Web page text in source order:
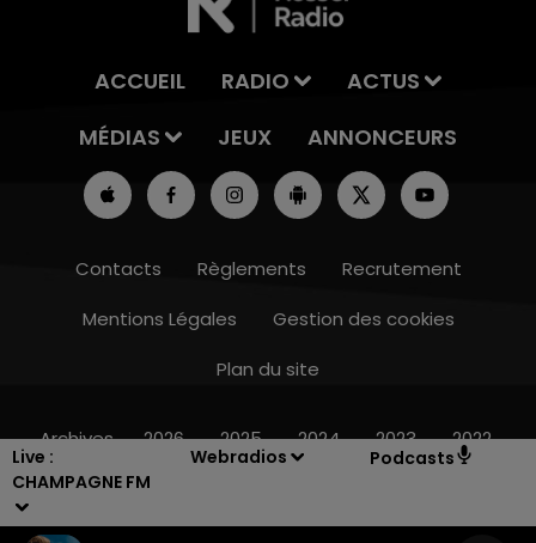
Live :
CHAMPAGNE FM
Webradios Podcasts
10h00 - 14h00
ACCUEIL RADIO
ACTUS
MÉDIAS
JEUX ANNONCEURS
Contacts Règlements
Recrutement
Mentions Légales
Gestion des cookies
Plan du site
Archives 2026 2025 2024 2023 2022